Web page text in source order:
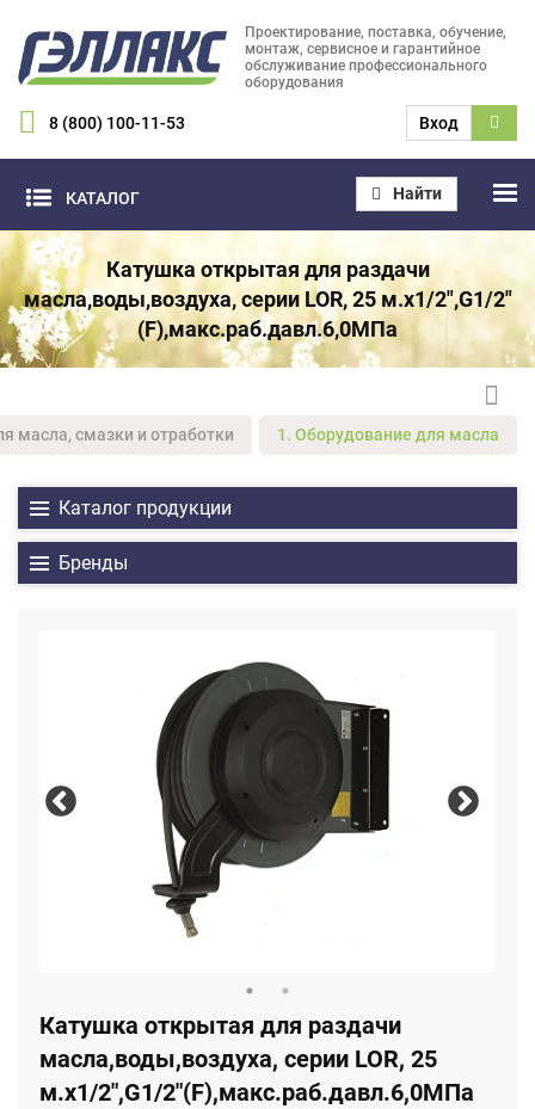
Проектирование, поставка, обучение,
монтаж, сервисное и гарантийное
обслуживание профессионального
оборудования
8 (800) 100-11-53 Вход
КАТАЛОГ Найти
Катушка открытая для раздачи
масла,воды,воздуха, серии LOR, 25 м.х1/2",G1/2"
(F),макс.раб.давл.6,0МПа
масла, смазки и отработки 1. Оборудование для масла
Каталог продукции
Бренды
Катушка открытая для раздачи
масла,воды,воздуха, серии LOR, 25
м.х1/2",G1/2"(F),макс.раб.давл.6,0МПа